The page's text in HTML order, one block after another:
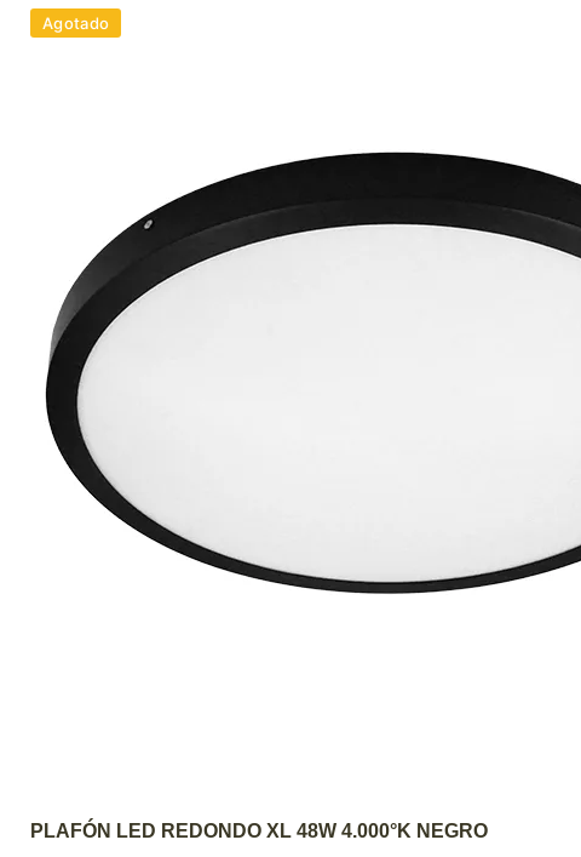
Agotado
AGREGAR AL CARRITO
PLAFÓN LED REDONDO XL 48W 4.000°K NEGRO